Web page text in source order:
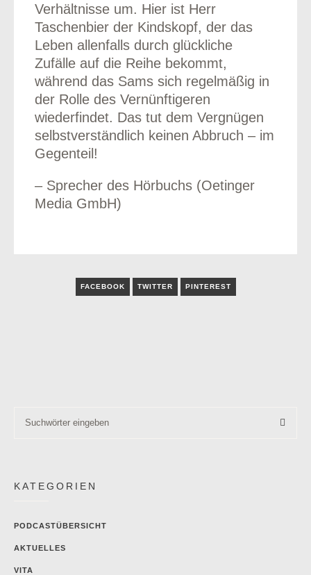
Verhältnisse um. Hier ist Herr
Taschenbier der Kindskopf, der das
Leben allenfalls durch glückliche
Zufälle auf die Reihe bekommt,
während das Sams sich regelmäßig in
der Rolle des Vernünftigeren
wiederfindet. Das tut dem Vergnügen
selbstverständlich keinen Abbruch – im
Gegenteil!
– Sprecher des Hörbuchs (Oetinger
Media GmbH)
FACEBOOK TWITTER PINTEREST
KATEGORIEN
PODCASTÜBERSICHT
AKTUELLES
VITA